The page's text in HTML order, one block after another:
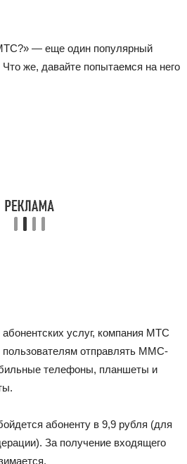
— еще один популярный
же, давайте попытаемся на него
услуг, компания МТС
пользователям отправлять ММС-
телефоны, планшеты и
абоненту в 9,9 рубля (для
За получение входящего